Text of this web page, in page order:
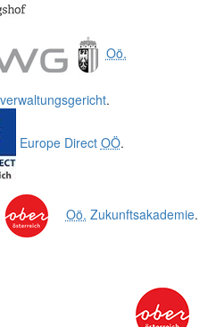
Oö.
.
Europe Direct OÖ.
Oö. Zukunftsakademie.